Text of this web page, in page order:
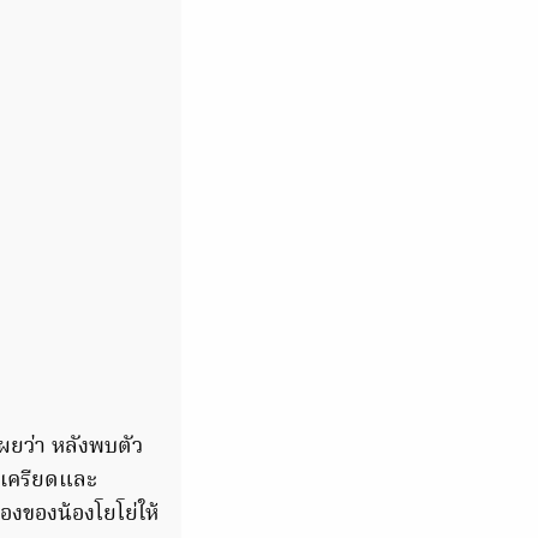
ยว่า หลังพบตัว
ครียดและ
ของน้องโยโย่ให้